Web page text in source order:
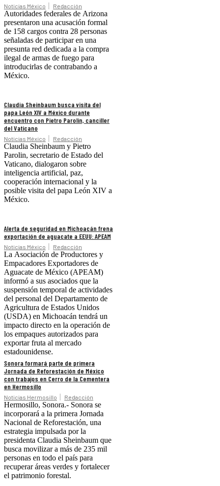
Noticias México Redacción
Autoridades federales de Arizona
presentaron una acusación formal
de 158 cargos contra 28 personas
señaladas de participar en una
presunta red dedicada a la compra
ilegal de armas de fuego para
introducirlas de contrabando a
México.
Claudia Sheinbaum busca visita del
papa León XIV a México durante
encuentro con Pietro Parolin, canciller
del Vaticano
Noticias México Redacción
Claudia Sheinbaum y Pietro
Parolin, secretario de Estado del
Vaticano, dialogaron sobre
inteligencia artificial, paz,
cooperación internacional y la
posible visita del papa León XIV a
México.
Alerta de seguridad en Michoacán frena
exportación de aguacate a EEUU: APEAM
Noticias México Redacción
La Asociación de Productores y
Empacadores Exportadores de
Aguacate de México (APEAM)
informó a sus asociados que la
suspensión temporal de actividades
del personal del Departamento de
Agricultura de Estados Unidos
(USDA) en Michoacán tendrá un
impacto directo en la operación de
los empaques autorizados para
exportar fruta al mercado
estadounidense.
Sonora formará parte de primera
Jornada de Reforestación de México
con trabajos en Cerro de la Cementera
en Hermosillo
Noticias Hermosillo Redacción
Hermosillo, Sonora.- Sonora se
incorporará a la primera Jornada
Nacional de Reforestación, una
estrategia impulsada por la
presidenta Claudia Sheinbaum que
busca movilizar a más de 235 mil
personas en todo el país para
recuperar áreas verdes y fortalecer
el patrimonio forestal.